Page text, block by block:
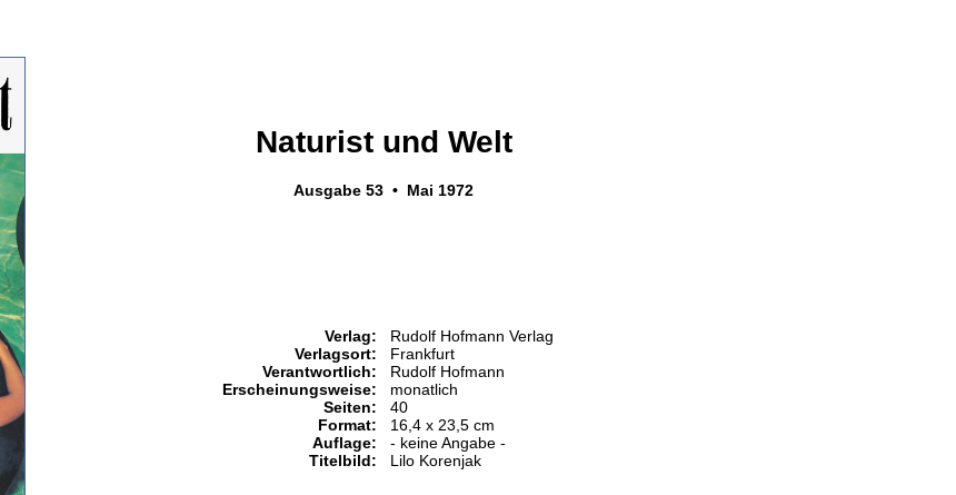
Naturist und Welt
Ausgabe 53 • Mai 1972
Verlag:
Verlagsort:
Verantwortlich:
Erscheinungsweise:
Seiten:
Format:
Auflage:
Titelbild:
Rudolf Hofmann Verlag
Frankfurt
Rudolf Hofmann
monatlich
40
16,4 x 23,5 cm
- keine Angabe -
Lilo Korenjak